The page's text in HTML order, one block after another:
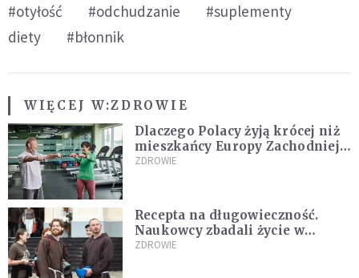
#otyłość #odchudzanie
#suplementy
diety
#błonnik
WIĘCEJ W:ZDROWIE
Dlaczego Polacy żyją krócej niż
mieszkańcy Europy Zachodniej?
Ekspertka wskazuje główne
ZDROWIE
Recepta na długowieczność.
Naukowcy zbadali życie w
klasztorach
ZDROWIE